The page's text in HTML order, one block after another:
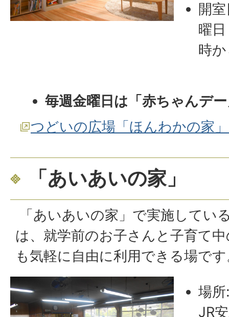
開
曜
時
毎週金曜日は「赤ちゃんデ
つどいの広場「ほんわかの家
「あいあいの家」
「あいあいの家」で実施してい
は、就学前のお子さんと子育て
も気軽に自由に利用できる場で
場
JR